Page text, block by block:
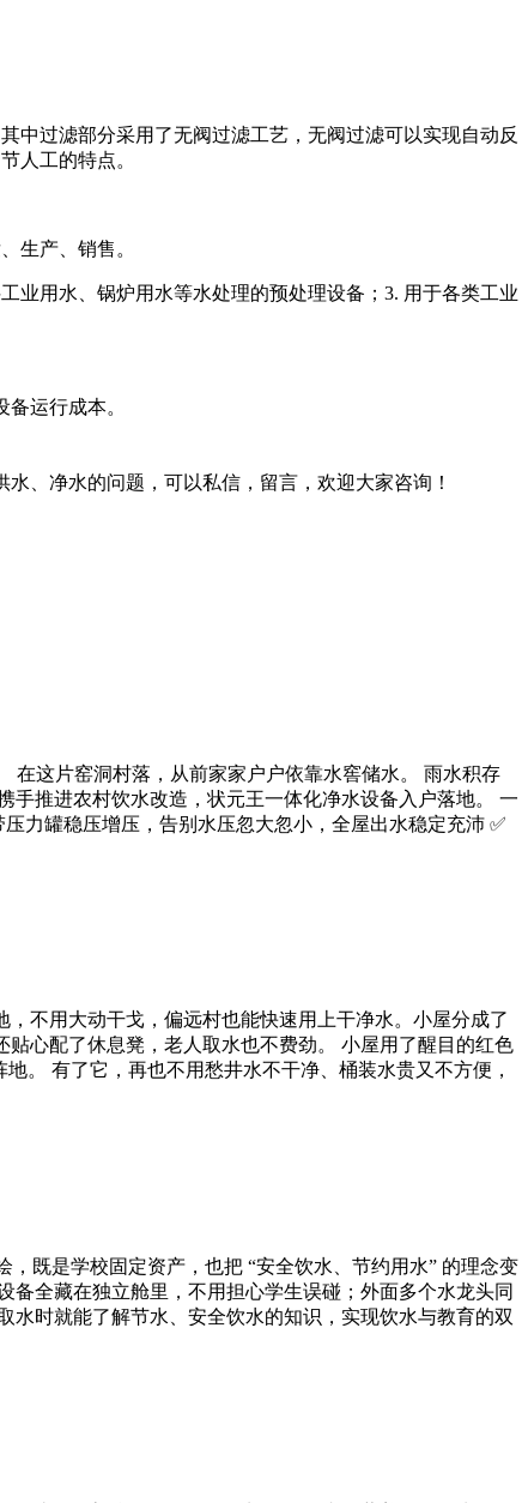
中过滤部分采用了无阀过滤工艺，无阀过滤可以实现自动反
人工的特点。
生产、销售。
业用水、锅炉用水等水处理的预处理设备；3. 用于各类工业
运行成本。
的问题，可以私信，留言，欢迎大家咨询！
在这片窑洞村落，从前家家户户依靠水窖储水。 雨水积存
推进农村饮水改造，状元王一体化净水设备入户落地。 一
力罐稳压增压，告别水压忽大忽小，全屋出水稳定充沛 ✅
不用大动干戈，偏远村也能快速用上干净水。小屋分成了
心配了休息凳，老人取水也不费劲。 小屋用了醒目的红色
。 有了它，再也不用愁井水不干净、桶装水贵又不方便，
既是学校固定资产，也把 “安全饮水、节约用水” 的理念变
全藏在独立舱里，不用担心学生误碰；外面多个水龙头同
时就能了解节水、安全饮水的知识，实现饮水与教育的双